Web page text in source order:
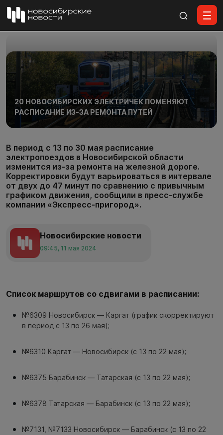
20 НОВОСИБИРСКИХ ЭЛЕКТРИЧЕК ПОМЕНЯЮТ
РАСПИСАНИЕ ИЗ-ЗА РЕМОНТА ПУТЕЙ
В период с 13 по 30 мая расписание
электропоездов в Новосибирской области
изменится из-за ремонта на железной дороге.
Корректировки будут варьироваться в интервале
от двух до 47 минут по сравнению с привычным
графиком движения, сообщили в пресс-службе
компании «Экспресс-пригород».
Новосибирские новости
09:45, 11 мая 2024
Список маршрутов со сдвигами в расписании:
№6309 Новосибирск — Каргат (график скорректируют
в период с 13 по 26 мая);
№6310 Каргат — Новосибирск (с 13 по 22 мая);
№6375 Барабинск — Татарская (с 13 по 22 мая);
№6378 Татарская — Барабинск (с 13 по 22 мая);
№7131, №7133 Новосибирск — Барабинск (с 13 по 22